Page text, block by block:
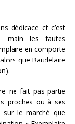
dédicace et c’est
main les fautes
en comporte
que Baudelaire
ne fait pas partie
proches ou à ses
sur le marché que